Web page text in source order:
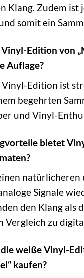
Klang. Zudem ist
somit ein
Edition von
Auflage?
Vinyl-Edition ist
begehrten
und Vinyl-
bietet
natürlicheren
Signale
den Klang als
Vergleich zu
weiße Vinyl-
kaufen?